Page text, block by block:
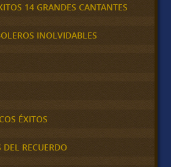
14 GRANDES CANTANTES
INOLVIDABLES
ÉXITOS
RECUERDO